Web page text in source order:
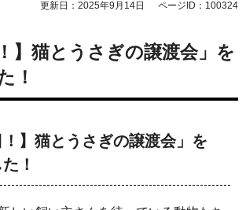
更新日：2025年9月14日 ページID：100324
】猫とうさぎの譲渡会」を
！
！】猫とうさぎの譲渡会」を
！